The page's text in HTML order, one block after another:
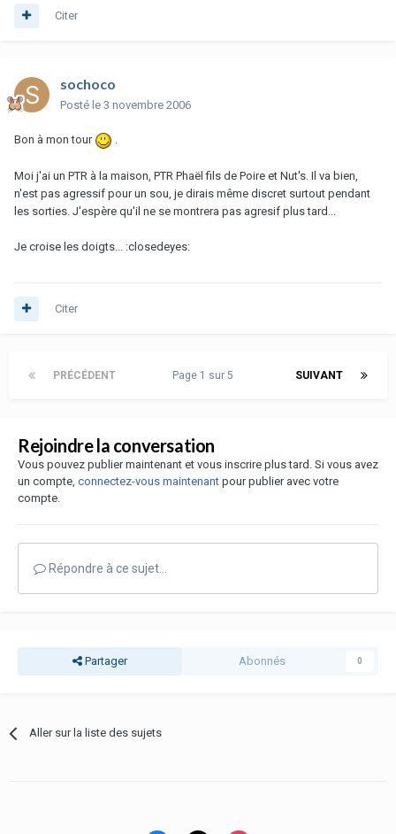
Citer
sochoco
Posté le 3 novembre 2006
Bon à mon tour .
Moi j'ai un PTR à la maison, PTR Phaël fils de Poire et Nut's. Il va bien,
n'est pas agressif pour un sou, je dirais même discret surtout pendant
les sorties. J'espère qu'il ne se montrera pas agresif plus tard...
Je croise les doigts... :closedeyes:
Citer
PRÉCÉDENT SUIVANT
Page 1 sur 5
Rejoindre la conversation
Vous pouvez publier maintenant et vous inscrire plus tard. Si vous avez
un compte, connectez-vous maintenant pour publier avec votre
compte.
Répondre à ce sujet…
Partager Abonnés 0
Aller sur la liste des sujets